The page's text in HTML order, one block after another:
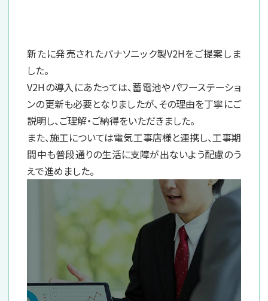
新たに発売されたパナソニック製V2Hをご提案しま
した。
V2Hの導入にあたっては、蓄電池やパワーステーショ
ンの更新も必要となりましたが、その理由を丁寧にご
説明し、ご理解・ご納得をいただきました。
また、施工については電気工事店様と連携し、工事期
間中も普段通りの生活に支障が出ないよう配慮のう
えで進めました。